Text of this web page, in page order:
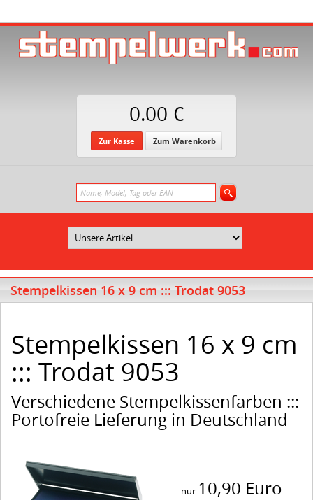
0.00 €
Zur Kasse Zum Warenkorb
Stempelkissen 16 x 9 cm ::: Trodat 9053
Stempelkissen 16 x 9 cm
::: Trodat 9053
Verschiedene Stempelkissenfarben :::
Portofreie Lieferung in Deutschland
nur 10,90 Euro